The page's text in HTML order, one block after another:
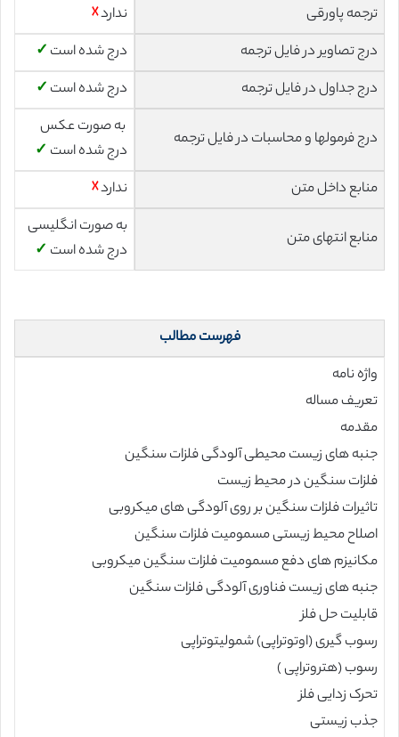
ترجمه پاورقی ندارد☓
درج تصاویر در فایل ترجمه
درج شده است ✓
درج جداول در فایل ترجمه
درج شده است ✓
درج فرمولها و محاسبات در فایل ترجمه
به صورت عکس
درج شده است ✓
منابع داخل متن
ندارد☓
منابع انتهای متن
به صورت انگلیسی
درج شده است ✓
فهرست مطالب
واژه نامه
تعریف مساله
مقدمه
جنبه های زیست محیطی آلودگی فلزات سنگین
فلزات سنگین در محیط زیست
تاثیرات فلزات سنگین بر روی آلودگی های میکروبی
اصلاح محیط زیستی مسمومیت فلزات سنگین
مکانیزم های دفع مسمومیت فلزات سنگین میکروبی
جنبه های زیست فناوری آلودگی فلزات سنگین
قابلیت حل فلز
رسوب گیری (اوتوتراپی) شمولیتوتراپی
رسوب (هتروتراپی )
تحرک زدایی فلز
جذب زیستی